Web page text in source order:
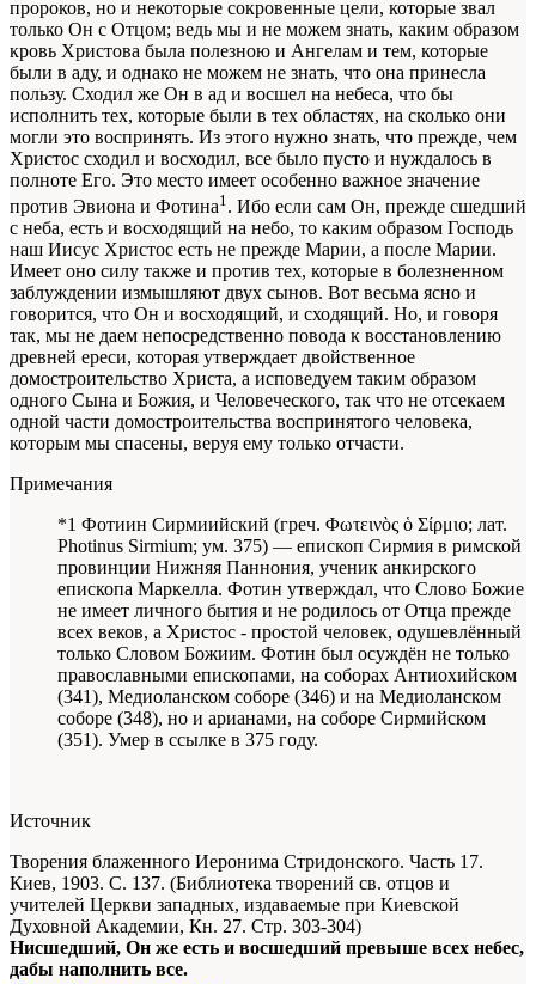
пророков, но и некоторые сокровенные цели, которые звал
только Он с Отцом; ведь мы и не можем знать, каким образом
кровь Христова была полезною и Ангелам и тем, которые
были в аду, и однако не можем не знать, что она принесла
пользу. Сходил же Он в ад и восшел на небеса, что бы
исполнить тех, которые были в тех областях, на сколько они
могли это воспринять. Из этого нужно знать, что прежде, чем
Христос сходил и восходил, все было пусто и нуждалось в
полноте Его. Это место имеет особенно важное значение
против Эвиона и Фотина1 . Ибо если сам Он, прежде сшедший
с неба, есть и восходящий на небо, то каким образом Господь
наш Иисус Христос есть не прежде Марии, а после Марии.
Имеет оно силу также и против тех, которые в болезненном
заблуждении измышляют двух сынов. Вот весьма ясно и
говорится, что Он и восходящий, и сходящий. Но, и говоря
так, мы не даем непосредственно повода к восстановлению
древней ереси, которая утверждает двойственное
домостроительство Христа, а исповедуем таким образом
одного Сына и Божия, и Человеческого, так что не отсекаем
одной части домостроительства воспринятого человека,
которым мы спасены, веруя ему только отчасти.
Примечания
*1 Фотиин Сирмиийский (греч. Φωτεινὸς ὁ Σίρμιο; лат.
Photinus Sirmium; ум. 375) — епископ Сирмия в римской
провинции Нижняя Паннония, ученик анкирского
епископа Маркелла. Фотин утверждал, что Слово Божие
не имеет личного бытия и не родилось от Отца прежде
всех веков, а Христос - простой человек, одушевлённый
только Словом Божиим. Фотин был осуждён не только
православными епископами, на соборах Антиохийском
(341), Медиоланском соборе (346) и на Медиоланском
соборе (348), но и арианами, на соборе Сирмийском
(351). Умер в ссылке в 375 году.
Источник
Творения блаженного Иеронима Стридонского. Часть 17.
Киев, 1903. С. 137. (Библиотека творений св. отцов и
учителей Церкви западных, издаваемые при Киевской
Духовной Академии, Кн. 27. Стр. 303-304)
Нисшедший, Он же есть и восшедший превыше всех небес,
дабы наполнить все.